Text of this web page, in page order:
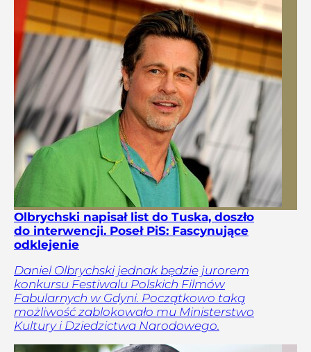
Olbrychski napisał list do Tuska, doszło
do interwencji. Poseł PiS: Fascynujące
odklejenie
Daniel Olbrychski jednak będzie jurorem
konkursu Festiwalu Polskich Filmów
Fabularnych w Gdyni. Początkowo taką
możliwość zablokowało mu Ministerstwo
Kultury i Dziedzictwa Narodowego.